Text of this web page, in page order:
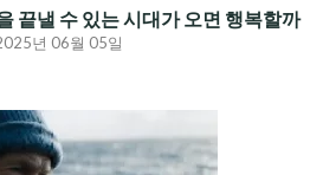
끝낼 수 있는 시대가 오면 행복할까
년 06월 05일